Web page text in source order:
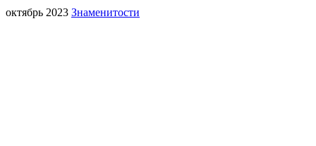
октябрь 2023 Знаменитости